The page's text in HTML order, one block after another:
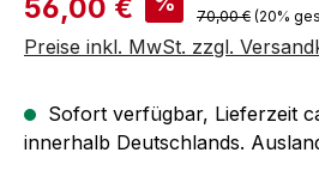
56,00 € Regulärer Preis:
70,00 € (20%
Preise inkl. MwSt. zzgl.
Sofort verfügbar, Lieferzeit
innerhalb Deutschlands.